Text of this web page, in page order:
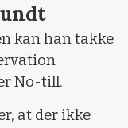
kan han takke
No-till.
at der ikke